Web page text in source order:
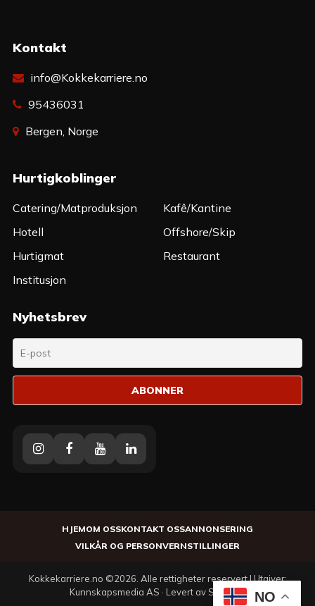
Kontakt
info@Kokkekarriere.no
95436031
Bergen, Norge
Hurtigkoblinger
Catering/Matproduksjon
Hotell
Hurtigmat
Institusjon
Kafê/Kantine
Offshore/Skip
Restaurant
Nyhetsbrev
InstagramFacebookYoutubeLinkedin
HJEMOM OSSKONTAKT OSSANNONSERING
VILKÅR OG PERSONVERNSTILLINGER
Kokkekarriere.no ©2026. Alle rettigheter reservert | Utgiver:
Kunnskapsmedia AS · Levert av SeoWeb
NO